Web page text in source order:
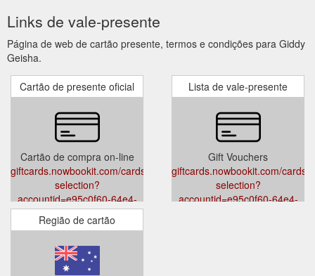
Links de vale-presente
Página de web de cartão presente, termos e condições para Giddy
Geisha.
Cartão de presente oficial
Cartão de compra on-line
giftcards.nowbookit.com/cards/card-
selection?
accountid=e95c0f60-64e4-
4a82-9341-
1c004082f2bc&venueid=5209&theme=dark&accent=215,15,0
Lista de vale-presente
Gift Vouchers
giftcards.nowbookit.com/cards/
selection?
accountid=e95c0f60-64e4-
Região de cartão